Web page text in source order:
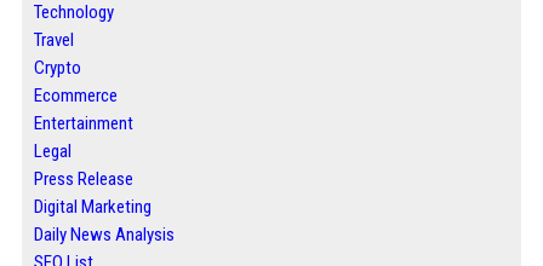
Technology
Travel
Crypto
Ecommerce
Entertainment
Legal
Press Release
Digital Marketing
Daily News Analysis